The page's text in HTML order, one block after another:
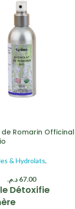
Romarin Officinal
& Hydrolats,
67.00 د.م.
Détoxifie